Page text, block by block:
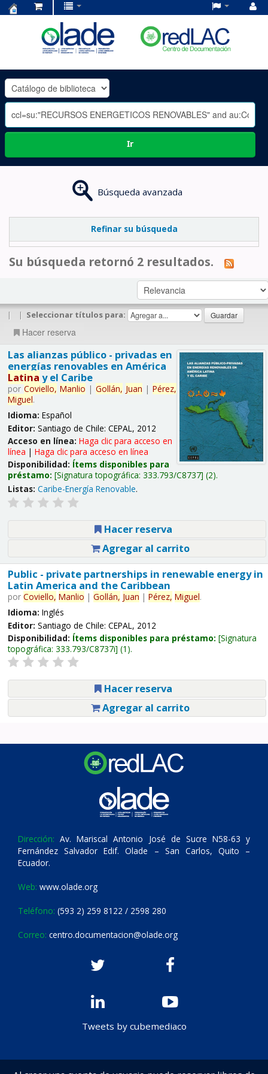
OLADE
-
Ir
Búsqueda avanzada
Refinar su búsqueda
Su búsqueda retornó 2 resultados.
| | Seleccionar títulos para:
Hacer reserva
Las alianzas público - privadas en
energías renovables en América
Latina y el Caribe
por Coviello, Manlio | Gollán, Juan | Pérez,
Miguel.
Idioma: Español
Editor: Santiago de Chile: CEPAL, 2012
Acceso en línea: Haga clic para acceso en
línea | Haga clic para acceso en línea
Disponibilidad: Ítems disponibles para
préstamo: Signatura topográfica: 333.793/C8737 (2).
Listas: Caribe-Energía Renovable.
Hacer reserva
Agregar al carrito
Public - private partnerships in renewable energy in
Latin America and the Caribbean
por Coviello, Manlio | Gollán, Juan | Pérez, Miguel.
Idioma: Inglés
Editor: Santiago de Chile: CEPAL, 2012
Disponibilidad: Ítems disponibles para préstamo: Signatura
topográfica: 333.793/C8737i (1).
Hacer reserva
Agregar al carrito
Dirección: Av. Mariscal Antonio José de Sucre N58-63 y
Fernández Salvador Edif. Olade – San Carlos, Quito –
Ecuador.
Web: www.olade.org
Teléfono: (593 2) 259 8122 / 2598 280
Correo: centro.documentacion@olade.org
Tweets by cubemediaco